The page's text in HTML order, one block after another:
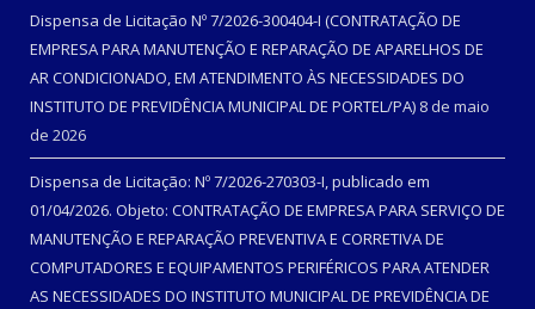
Dispensa de Licitação Nº 7/2026-300404-I (CONTRATAÇÃO DE
EMPRESA PARA MANUTENÇÃO E REPARAÇÃO DE APARELHOS DE
AR CONDICIONADO, EM ATENDIMENTO ÀS NECESSIDADES DO
INSTITUTO DE PREVIDÊNCIA MUNICIPAL DE PORTEL/PA) 8 de maio
de 2026
Dispensa de Licitação: Nº 7/2026-270303-I, publicado em
01/04/2026. Objeto: CONTRATAÇÃO DE EMPRESA PARA SERVIÇO DE
MANUTENÇÃO E REPARAÇÃO PREVENTIVA E CORRETIVA DE
COMPUTADORES E EQUIPAMENTOS PERIFÉRICOS PARA ATENDER
AS NECESSIDADES DO INSTITUTO MUNICIPAL DE PREVIDÊNCIA DE